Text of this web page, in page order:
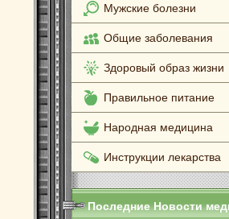
Мужские болезни
Общие заболевания
Здоровый образ жизни
Правильное питание
Народная медицина
Инструкции лекарства
Последние Новости